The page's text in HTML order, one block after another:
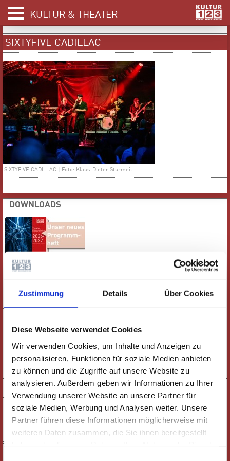
Zustimmung Details Über Cookies
Diese Webseite verwendet Cookies
Wir verwenden Cookies, um Inhalte und Anzeigen zu
personalisieren, Funktionen für soziale Medien anbieten
zu können und die Zugriffe auf unsere Website zu
analysieren. Außerdem geben wir Informationen zu Ihrer
Verwendung unserer Website an unsere Partner für
soziale Medien, Werbung und Analysen weiter. Unsere
Partner führen diese Informationen möglicherweise mit
weiteren Daten zusammen, die Sie ihnen bereitgestellt
KULTUR & THEATER
SIXTYFIVE CADILLAC
SIXTYFIVE CADILLAC | Foto: Klaus-Dieter Sturmeit
DOWNLOADS
E-PAPER
ZUM FILM
SOCIAL MEDIA
NEWSLETTER